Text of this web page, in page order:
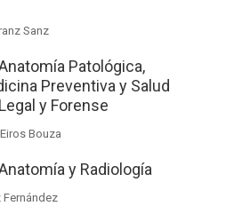
Sanz
Patológica,
Preventiva y Salud
y Forense
Bouza
y Radiología
Fernández